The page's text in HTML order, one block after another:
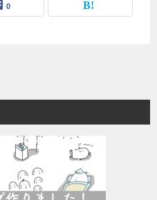
0